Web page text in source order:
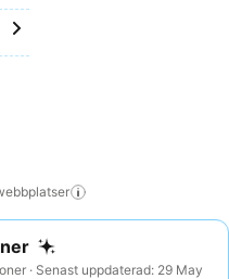
· Senast uppdaterad: 29 May